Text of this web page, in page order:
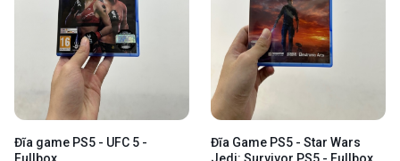
Đĩa game PS5 - UFC 5 -
Đĩa Game PS5 - Star Wars